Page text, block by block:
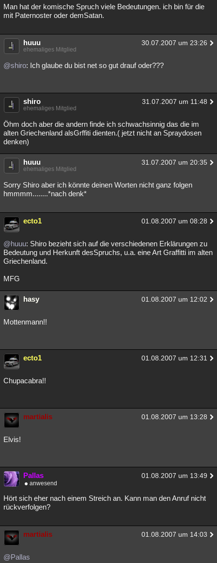
Man hat der komische Spruch viele Bedeutungen. ich bin für die
mit Paternoster oder demSatan.
huuu 30.07.2007 um 23:26
ehemaliges Mitglied
@shiro: Ich glaube du bist net so gut drauf oder???
shiro 31.07.2007 um 11:48
ehemaliges Mitglied
Öhm doch aber die andern finde ich schwachsinnig das die im
alten Griechenland alsGrffiti dienten.( jetzt nicht an Spraydosen
denken)
huuu 31.07.2007 um 20:35
ehemaliges Mitglied
Sorry Shiro aber ich könnte deinen Worten nicht ganz folgen
hmmmm........*nach denk*
ecto1 01.08.2007 um 08:28
@huuu: Shiro bezieht sich auf die verschiedenen Erklärungen zu
Bedeutung und Herkunft desSpruchs, u.a. eine Art Graffitti im alten
Griechenland.
MFG
hasy 01.08.2007 um 12:02
Mottenmann!!
ecto1 01.08.2007 um 12:31
Chupacabra!!
martialis 01.08.2007 um 13:28
Elvis!
Pallas 01.08.2007 um 13:49
anwesend
Hört sich eher nach einem Streich an. Kann man den Anruf nicht
rückverfolgen?
martialis 01.08.2007 um 14:03
@Pallas